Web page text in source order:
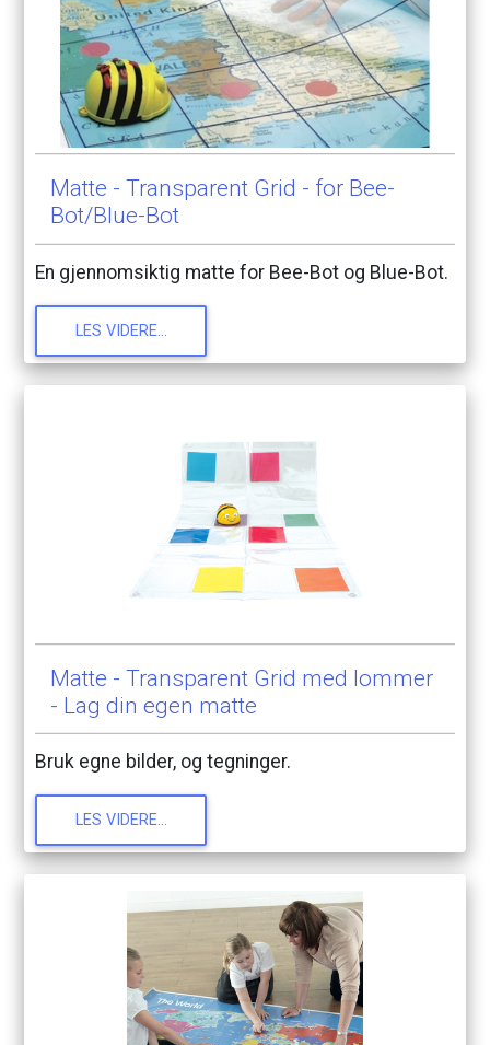
Matte - Transparent Grid - for Bee-
Bot/Blue-Bot
En gjennomsiktig matte for Bee-Bot og Blue-Bot.
LES VIDERE...
Matte - Transparent Grid med lommer
- Lag din egen matte
Bruk egne bilder, og tegninger.
LES VIDERE...